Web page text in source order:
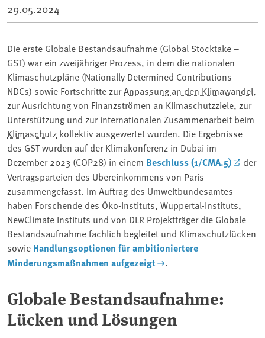
29.05.2024
Die erste Globale Bestandsaufnahme (Global Stocktake –
GST) war ein zweijähriger Prozess, in dem die nationalen
Klimaschutzpläne (Nationally Determined Contributions –
NDCs) sowie Fortschritte zurAnpassung an den Klimawandel,
zur Ausrichtung von Finanzströmen an Klimaschutzziele, zur
Unterstützung und zur internationalen Zusammenarbeit beim
Klimaschutz kollektiv ausgewertet wurden. Die Ergebnisse
des GST wurden auf der Klimakonferenz in Dubai im
Dezember 2023 (COP28) in einem Beschluss (1/CMA.5)
der
Vertragsparteien des Übereinkommens von Paris
zusammengefasst. Im Auftrag des Umweltbundesamtes
haben Forschende des Öko-Instituts, Wuppertal-Instituts,
NewClimate Instituts und von DLR Projektträger die Globale
Bestandsaufnahme fachlich begleitet und Klimaschutzlücken
sowie Handlungsoptionen für ambitioniertere
Minderungsmaßnahmen aufgezeigt
.
Globale Bestandsaufnahme:
Lücken und Lösungen